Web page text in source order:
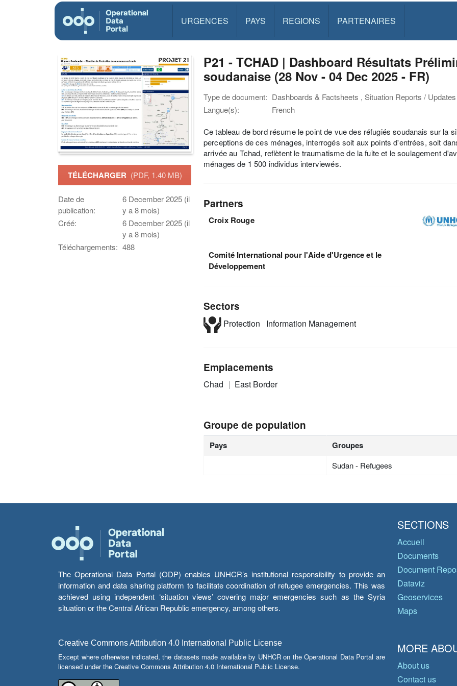
URGENCES PAYS REGIONS PARTENAIRES
TÉLÉCHARGER (PDF, 1.40 MB)
Date de
publication:
6 December 2025 (il
y a 8 mois)
Créé:
6 December 2025 (il
y a 8 mois)
Téléchargements: 488
P21 - TCHAD | Dashboard Résultats
soudanaise (28 Nov - 04 Dec 2025 - FR)
Type de document: Dashboards & Factsheets , Situation Reports / Updates
Langue(s):
French
Ce tableau de bord résume le point de vue des réfugiés soudanais sur la
perceptions de ces ménages, interrogés soit aux points d'entrées, soit
arrivée au Tchad, reflètent le traumatisme de la fuite et le soulagement
ménages de 1 500 individus interviewés.
Partners
Croix Rouge
Comité International pour l'Aide d'Urgence et le
Développement
Sectors
Protection Information Management
Emplacements
Chad East Border
Groupe de population
Pays Groupes
Sudan - Refugees
The Operational Data Portal (ODP) enables UNHCR’s institutional responsibility to provide an
information and data sharing platform to facilitate coordination of refugee emergencies. This was
achieved using independent ‘situation views’ covering major emergencies such as the Syria
situation or the Central African Republic emergency, among others.
Creative Commons Attribution 4.0 International Public License
Except where otherwise indicated, the datasets made available by UNHCR on the Operational Data Portal are
licensed under the Creative Commons Attribution 4.0 International Public License.
SECTIONS
Accueil
Documents
Document
Dataviz
Geoservices
Maps
MORE
About us
Contact us